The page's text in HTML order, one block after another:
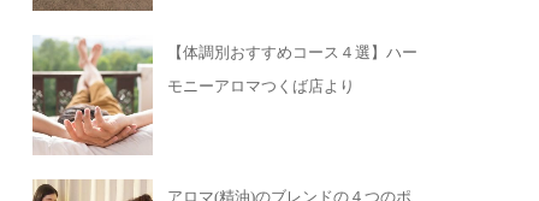
【体調別おすすめコース４選】ハー
モニーアロマつくば店より
アロマ(精油)のブレンドの４つのポ